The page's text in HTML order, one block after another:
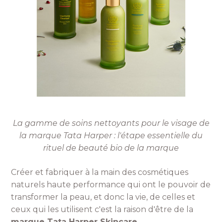
La gamme de soins nettoyants pour le visage de
la marque Tata Harper : l'étape essentielle du
rituel de beauté bio de la marque
Créer et fabriquer à la main des cosmétiques
naturels haute performance qui ont le pouvoir de
transformer la peau, et donc la vie, de celles et
ceux qui les utilisent c'est la raison d'être de la